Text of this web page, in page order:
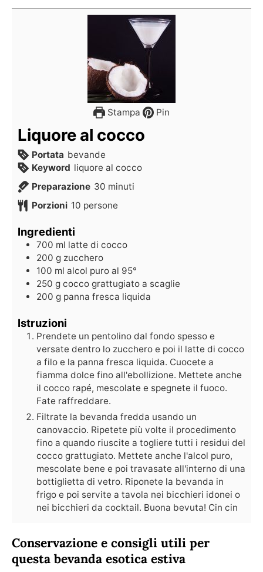
Stampa Pin
Liquore al cocco
Portata bevande
Keyword liquore al cocco
Preparazione 30 minuti
Porzioni 10 persone
Ingredienti
700 ml latte di cocco
200 g zucchero
100 ml alcol puro al 95°
250 g cocco grattugiato a scaglie
200 g panna fresca liquida
Istruzioni
Prendete un pentolino dal fondo spesso e
versate dentro lo zucchero e poi il latte di cocco
a filo e la panna fresca liquida. Cuocete a
fiamma dolce fino all'ebollizione. Mettete anche
il cocco rapé, mescolate e spegnete il fuoco.
Fate raffreddare.
Filtrate la bevanda fredda usando un
canovaccio. Ripetete più volte il procedimento
fino a quando riuscite a togliere tutti i residui del
cocco grattugiato. Mettete anche l'alcol puro,
mescolate bene e poi travasate all'interno di una
bottiglietta di vetro. Riponete la bevanda in
frigo e poi servite a tavola nei bicchieri idonei o
nei bicchieri da cocktail. Buona bevuta! Cin cin
Conservazione e consigli utili per
questa bevanda esotica estiva